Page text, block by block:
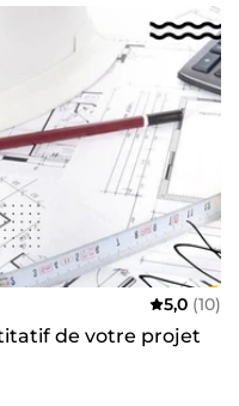
5,0 (10)
de votre projet